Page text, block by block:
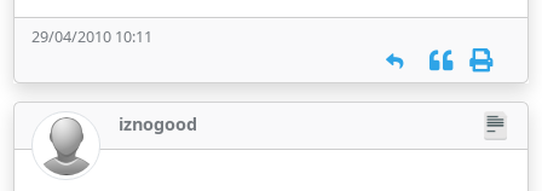
29/04/2010 10:11
iznogood